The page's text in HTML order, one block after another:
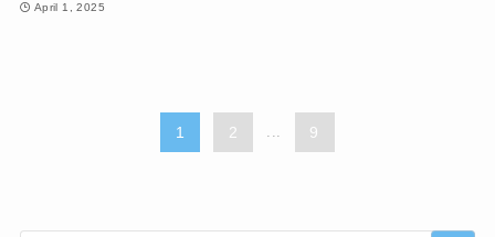
April 1, 2025
1 2 ... 9